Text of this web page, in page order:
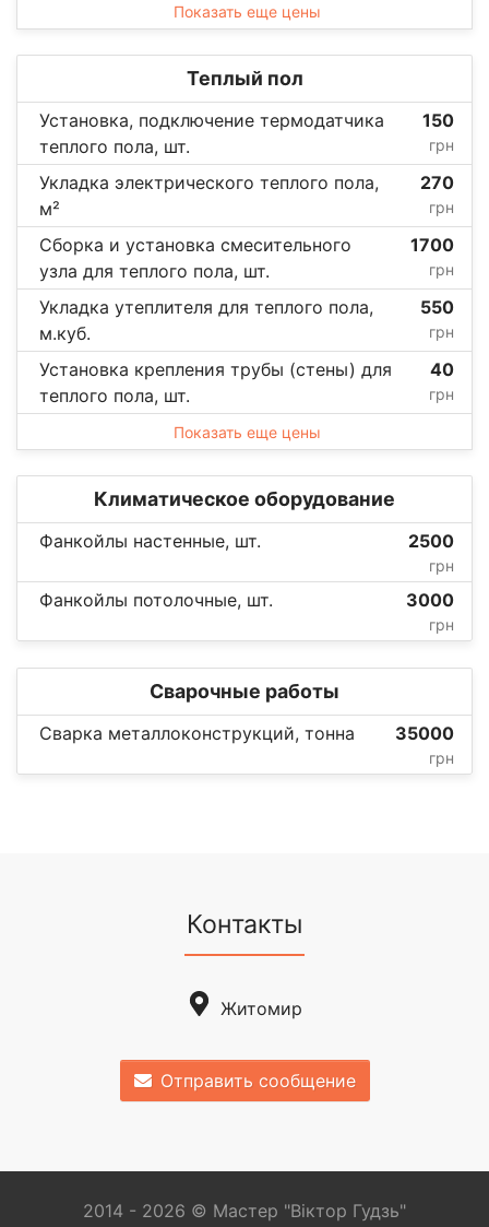
Показать еще цены
Теплый пол
Установка, подключение термодатчика
теплого пола, шт.
150
грн
Укладка электрического теплого пола,
м²
270
грн
Сборка и установка смесительного
узла для теплого пола, шт.
1700
грн
Укладка утеплителя для теплого пола,
м.куб.
550
грн
Установка крепления трубы (стены) для
теплого пола, шт.
40
грн
Показать еще цены
Климатическое оборудование
Фанкойлы настенные, шт. 2500
грн
Фанкойлы потолочные, шт. 3000
грн
Сварочные работы
Сварка металлоконструкций, тонна 35000
грн
Контакты
Житомир
Отправить сообщение
2014 - 2026 © Мастер "Віктор Гудзь"